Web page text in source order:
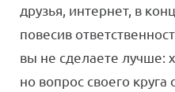
друзья, интернет, в
повесив
вы не сделаете лучше:
но вопрос своего